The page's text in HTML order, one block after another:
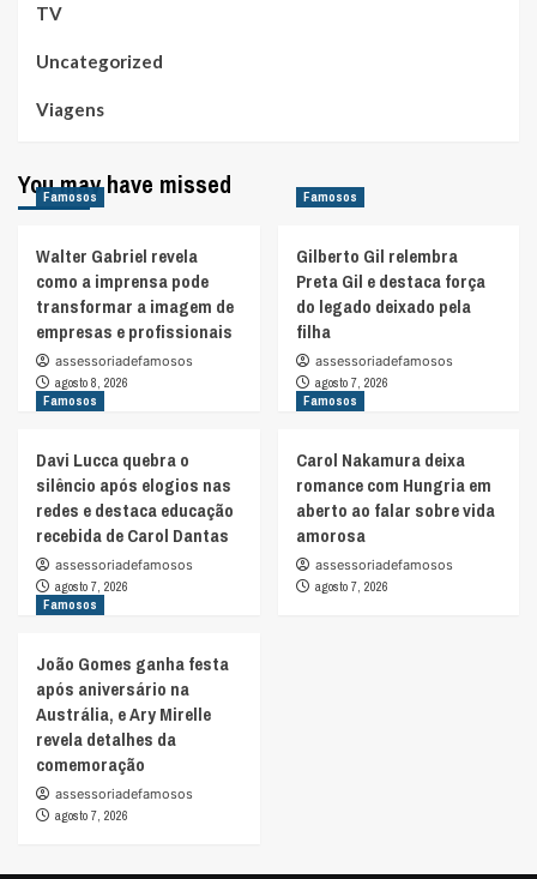
TV
Uncategorized
Viagens
You may have missed
Famosos
Walter Gabriel revela
como a imprensa pode
transformar a imagem de
empresas e profissionais
assessoriadefamosos
agosto 8, 2026
Famosos
Gilberto Gil relembra
Preta Gil e destaca força
do legado deixado pela
filha
assessoriadefamosos
agosto 7, 2026
Famosos
Davi Lucca quebra o
silêncio após elogios nas
redes e destaca educação
recebida de Carol Dantas
assessoriadefamosos
agosto 7, 2026
Famosos
Carol Nakamura deixa
romance com Hungria em
aberto ao falar sobre vida
amorosa
assessoriadefamosos
agosto 7, 2026
Famosos
João Gomes ganha festa
após aniversário na
Austrália, e Ary Mirelle
revela detalhes da
comemoração
assessoriadefamosos
agosto 7, 2026